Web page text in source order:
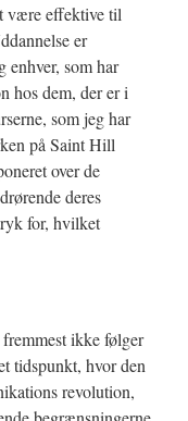
være effektive til
er
enhver, som har
hos dem, der er i
som jeg har
på Saint Hill
over de
deres
for, hvilket
ikke følger
tidspunkt, hvor den
revolution,